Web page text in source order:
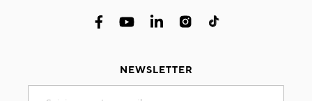
NEWSLETTER